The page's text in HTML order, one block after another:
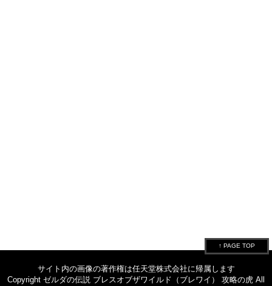
↑ PAGE TOP
サイト内の画像の著作権は任天堂株式会社に帰属します
Copyright ゼルダの伝説 ブレスオブザワイルド（ブレワイ） 攻略の虎 All